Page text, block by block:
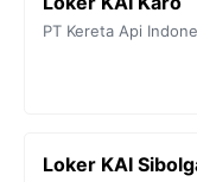
PT Kereta Api
Loker KAI